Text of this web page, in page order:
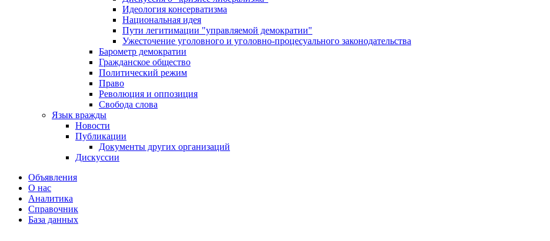
Идеология консерватизма
Национальная идея
Пути легитимации "управляемой демократии"
Ужесточение уголовного и уголовно-процесуального законодательства
Барометр демократии
Гражданское общество
Политический режим
Право
Революция и оппозиция
Свобода слова
Язык вражды
Новости
Публикации
Документы других организаций
Дискуссии
Объявления
О нас
Аналитика
Справочник
База данных